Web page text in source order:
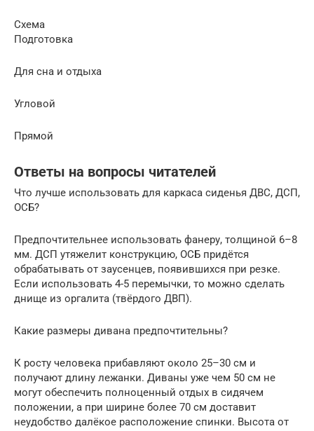
Схема
Подготовка
Для сна и отдыха
Угловой
Прямой
Ответы на вопросы читателей
Что лучше использовать для каркаса сиденья ДВС, ДСП,
ОСБ?
Предпочтительнее использовать фанеру, толщиной 6–8
мм. ДСП утяжелит конструкцию, ОСБ придётся
обрабатывать от заусенцев, появившихся при резке.
Если использовать 4-5 перемычки, то можно сделать
днище из оргалита (твёрдого ДВП).
Какие размеры дивана предпочтительны?
К росту человека прибавляют около 25–30 см и
получают длину лежанки. Диваны уже чем 50 см не
могут обеспечить полноценный отдых в сидячем
положении, а при ширине более 70 см доставит
неудобство далёкое расположение спинки. Высота от